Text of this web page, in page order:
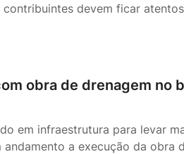
devem ficar
obra de drenagem no
em infraestrutura para levar
a execução da obra